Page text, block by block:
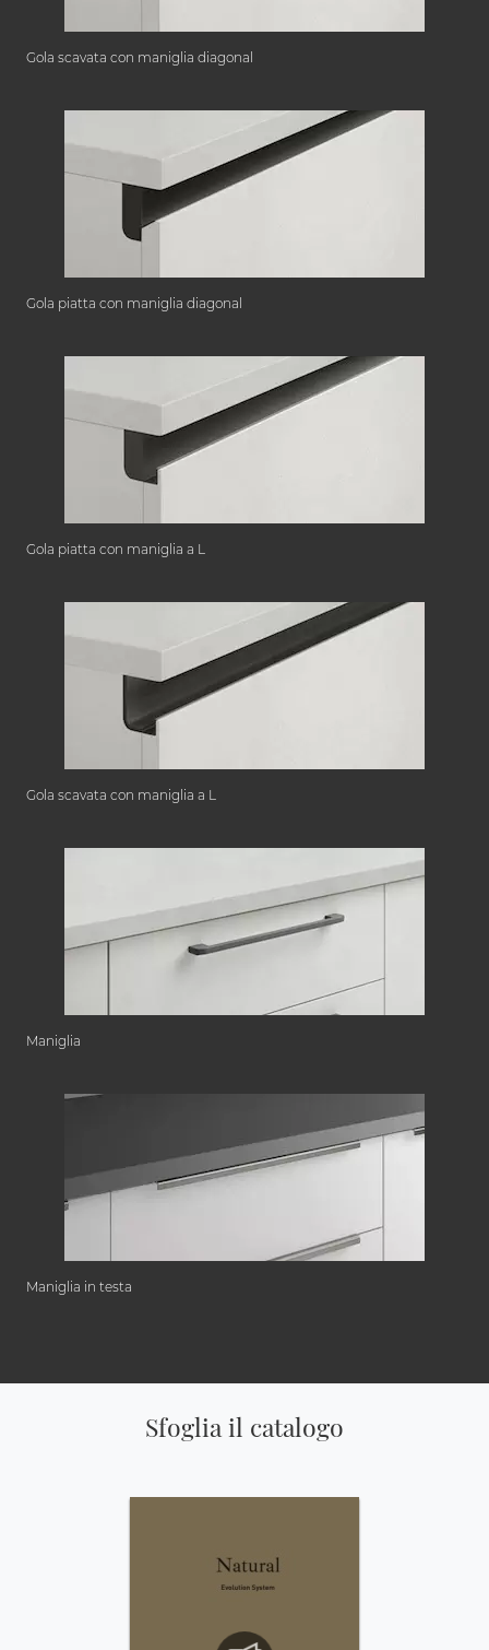
Gola scavata con maniglia diagonal
Gola piatta con maniglia diagonal
Gola piatta con maniglia a L
Gola scavata con maniglia a L
Maniglia
Maniglia in testa
Sfoglia il catalogo